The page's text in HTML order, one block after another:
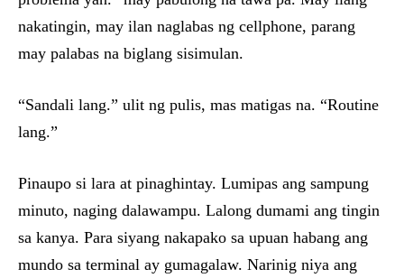
nakatingin, may ilan naglabas ng cellphone, parang
may palabas na biglang sisimulan.
“Sandali lang.” ulit ng pulis, mas matigas na. “Routine
lang.”
Pinaupo si lara at pinaghintay. Lumipas ang sampung
minuto, naging dalawampu. Lalong dumami ang tingin
sa kanya. Para siyang nakapako sa upuan habang ang
mundo sa terminal ay gumagalaw. Narinig niya ang